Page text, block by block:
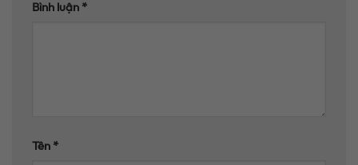
Bình luận*
Tên*